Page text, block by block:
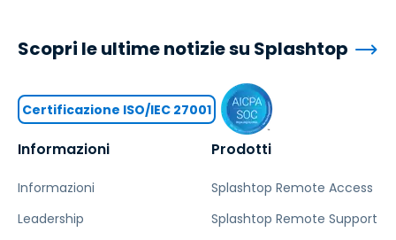
Informazioni
Informazioni
Leadership
Prodotti
Splashtop Remote Access
Splashtop Remote Support
Scopri le ultime notizie su Splashtop
Certificazione ISO/IEC 27001